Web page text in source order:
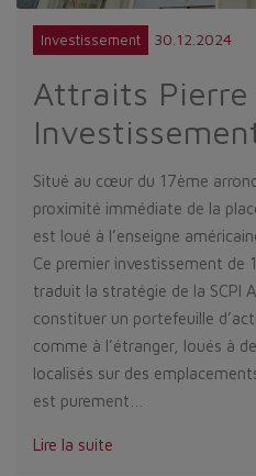
Investissement 30.12.2024
Attraits Pierre
Situé au cœur du 17ème
proximité immédiate de la
est loué à l’enseigne
Ce premier investissement de
traduit la stratégie de la SCPI
constituer un portefeuille
comme à l’étranger, loués à
localisés sur des
est purement…
Lire la suite